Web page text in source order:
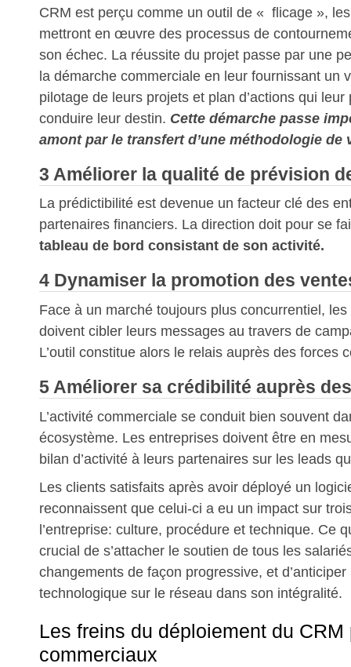
CRM est perçu comme un outil de « flicage »,
mettront en œuvre des processus de
son échec. La réussite du projet passe par une
la démarche commerciale en leur fournissant un
pilotage de leurs projets et plan d’actions qui leur
conduire leur destin. Cette démarche passe
amont par le transfert d’une méthodologie de
3 Améliorer la qualité de prévision
La prédictibilité est devenue un facteur clé des
partenaires financiers. La direction doit pour se
tableau de bord consistant de son activité.
4 Dynamiser la promotion des
Face à un marché toujours plus concurrentiel,
doivent cibler leurs messages au travers de
L’outil constitue alors le relais auprès des forces
5 Améliorer sa crédibilité auprès
L’activité commerciale se conduit bien souvent
écosystème. Les entreprises doivent être en
bilan d’activité à leurs partenaires sur les leads
Les clients satisfaits après avoir déployé un
reconnaissent que celui-ci a eu un impact sur
l’entreprise: culture, procédure et technique. Ce
crucial de s’attacher le soutien de tous les
changements de façon progressive, et d’anticiper
technologique sur le réseau dans son intégralité.
Les freins du déploiement du CRM
commerciaux